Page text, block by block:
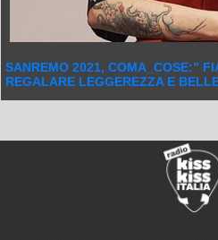
SANREMO 2021, COMA_COSE:”
REGALARE LEGGEREZZA E